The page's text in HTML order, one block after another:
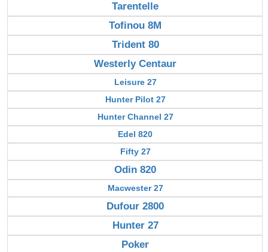
Tarentelle
Tofinou 8M
Trident 80
Westerly Centaur
Leisure 27
Hunter Pilot 27
Hunter Channel 27
Edel 820
Fifty 27
Odin 820
Macwester 27
Dufour 2800
Hunter 27
Poker